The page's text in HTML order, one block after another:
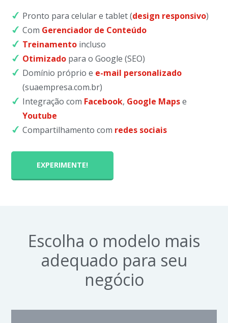
Pronto para celular e tablet (design responsivo)
Com Gerenciador de Conteúdo
Treinamento incluso
Otimizado para o Google (SEO)
Domínio próprio e e-mail personalizado
(suaempresa.com.br)
Integração com Facebook, Google Mapse
Youtube
Compartilhamento com redes sociais
EXPERIMENTE!
Escolha o modelo mais
adequado para seu
negócio